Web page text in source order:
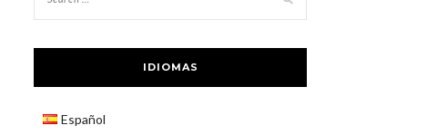
IDIOMAS
Español